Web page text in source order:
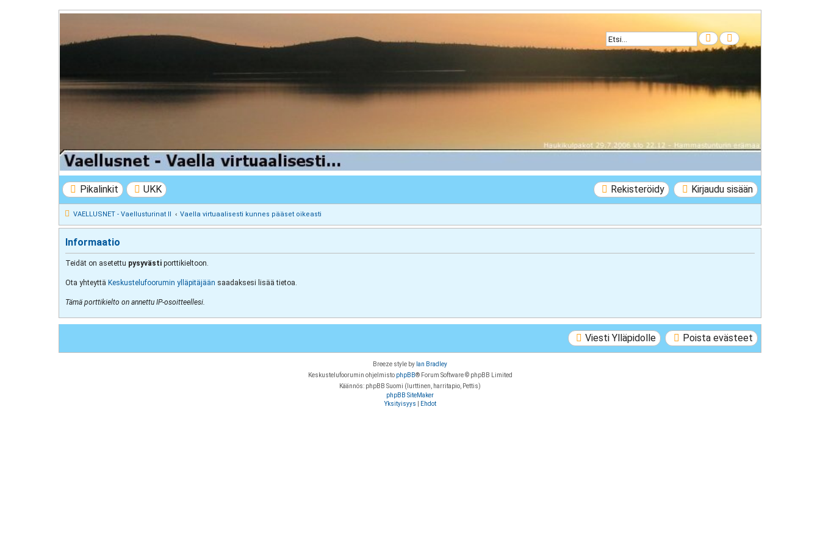
Etsi Tarkennettu haku
VAELLUSNET - Vaellusturinat II
Keskustelua vaeltamisesta ja Lapista
Pikalinkit UKK Kirjaudu sisään
Rekisteröidy
VAELLUSNET - Vaellusturinat II Vaella virtuaalisesti kunnes pääset oikeasti
Informaatio
Teidät on asetettu pysyvästi porttikieltoon.
Ota yhteyttä Keskustelufoorumin ylläpitäjään saadaksesi lisää tietoa.
Tämä porttikielto on annettu IP-osoitteellesi.
Poista evästeet
Viesti Ylläpidolle
Breeze style by Ian Bradley
Keskustelufoorumin ohjelmisto phpBB® Forum Software © phpBB Limited
Käännös: phpBB Suomi (lurttinen, harritapio, Pettis)
phpBB SiteMaker
Yksityisyys
Ehdot